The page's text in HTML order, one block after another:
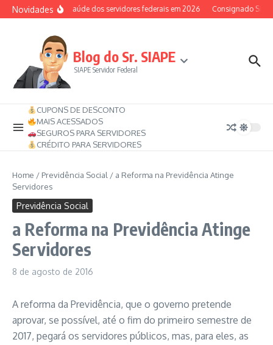
Ir para o conteúdo
NovidadesAuxílio-saúde dos servidores federais em 2026 Consignado
Blog do Sr. SIAPE
SIAPE Servidor Federal
CUPONS DE DESCONTO
MAIS ACESSADOS
SEGUROS PARA SERVIDORES
CRÉDITO PARA SERVIDORES
Home / Previdência Social / a Reforma na Previdência Atinge
Servidores
Previdência Social
a Reforma na Previdência Atinge
Servidores
8 de agosto de 2016
A reforma da Previdência, que o governo pretende
aprovar, se possível, até o fim do primeiro semestre de
2017, pegará os servidores públicos, mas, para eles, as